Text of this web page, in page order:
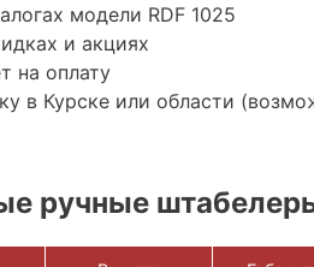
модели RDF 1025
и акциях
на оплату
в Курске или области
ручные